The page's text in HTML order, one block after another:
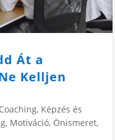
Át a
Kelljen
Coaching, Képzés és
, Motiváció, Önismeret,